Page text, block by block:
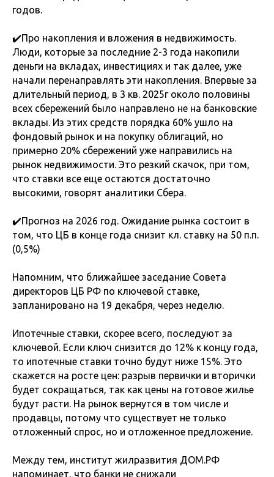
годов.
✔️Про накопления и вложения в недвижимость.
Люди, которые за последние 2-3 года накопили
деньги на вкладах, инвестициях и так далее, уже
начали перенаправлять эти накопления. Впервые за
длительный период, в 3 кв. 2025г около половины
всех сбережений было направлено не на банковские
вклады. Из этих средств порядка 60% ушло на
фондовый рынок и на покупку облигаций, но
примерно 20% сбережений уже направились на
рынок недвижимости. Это резкий скачок, при том,
что ставки все еще остаются достаточно
высокими, говорят аналитики Сбера.
✔️Прогноз на 2026 год. Ожидание рынка состоит в
том, что ЦБ в конце года снизит кл. ставку на 50 п.п.
(0,5%)
Напомним, что ближайшее заседание Совета
директоров ЦБ РФ по ключевой ставке,
запланировано на 19 декабря, через неделю.
Ипотечные ставки, скорее всего, последуют за
ключевой. Если ключ снизится до 12% к концу года,
то ипотечные ставки точно будут ниже 15%. Это
скажется на росте цен: разрыв первички и вторички
будет сокращаться, так как цены на готовое жилье
будут расти. На рынок вернутся в том числе и
продавцы, потому что существует не только
отложенный спрос, но и отложенное предложение.
Между тем, институт жилразвития ДОМ.РФ
напоминает, что банки не снижали